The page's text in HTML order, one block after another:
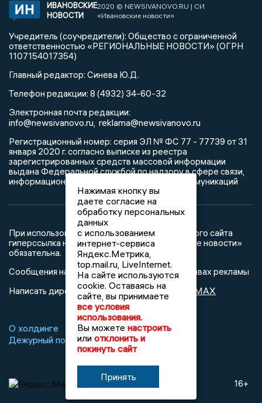
ИВАНОВСКИЕ
НОВОСТИ
2020 © NEWSIVANOVO.RU | СИ
«Ивановские новости»
Учредитель (соучредители): Общество с ограниченной
ответственностью «РЕГИОНАЛЬНЫЕ НОВОСТИ» (ОГРН
1107154017354)
Главный редактор: Синева Ю.Д.
Телефон редакции: 8 (4932) 34-60-32
Электронная почта редакции:
info@newsivanovo.ru, reklama@newsivanovo.ru
Регистрационный номер: серия ЭЛ № ФС 77 - 77739 от 31
января 2020 г. согласно выписке из реестра
зарегистрированных средств массовой информации
выдана Федеральной службой по надзору в сфере связи,
информационных технологий и массовых коммуникаций
При использовании любого материала с данного сайта
гиперссылка на Сетевое издание «Ивановские новости»
обязательна.
Сообщения на сером фоне размещены на правах рекламы
Написать директору в телеграм@mazov MAX
О холдинге Вакансии
Реклама
Дежурный по новостям
16+
Нажимая кнопку вы
даете согласие на
обработку персональных
данных
с использованием
интернет-сервиса
Яндекс.Метрика,
top.mail.ru, LiveInternet.
На сайте используются
cookie. Оставаясь на
сайте, вы принимаете
все условия
использования.
Вы можете настроить
или отклонить и
покинуть сайт
Принять